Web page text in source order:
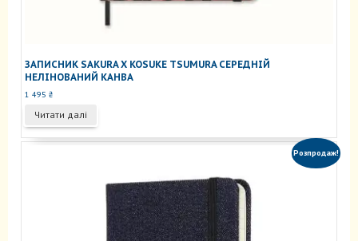
ЗАПИСНИК SAKURA X KOSUKE TSUMURA СЕРЕДНІЙ
НЕЛІНОВАНИЙ КАНВА
1 495 ₴
Читати далі
Розпродаж!